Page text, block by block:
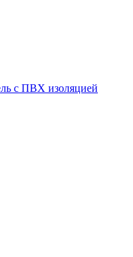
с ПВХ изоляцией